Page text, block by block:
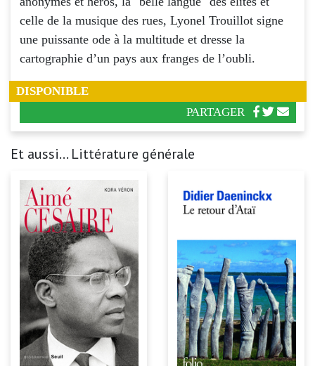
celle de la musique des rues, Lyonel Trouillot signe
une puissante ode à la multitude et dresse la
cartographie d’un pays aux franges de l’oubli.
DISPONIBLE
PARTAGER
Et aussi... Littérature générale